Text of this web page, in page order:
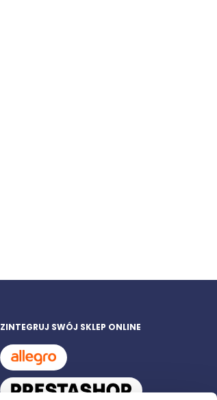
ZINTEGRUJ SWÓJ SKLEP ONLINE